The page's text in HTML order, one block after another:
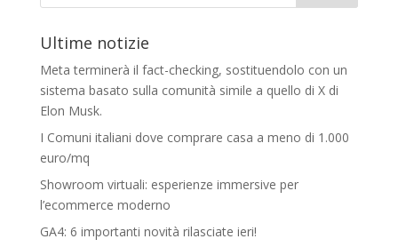
Ultime notizie
Meta terminerà il fact-checking, sostituendolo con un
sistema basato sulla comunità simile a quello di X di
Elon Musk.
I Comuni italiani dove comprare casa a meno di 1.000
euro/mq
Showroom virtuali: esperienze immersive per
l’ecommerce moderno
GA4: 6 importanti novità rilasciate ieri!